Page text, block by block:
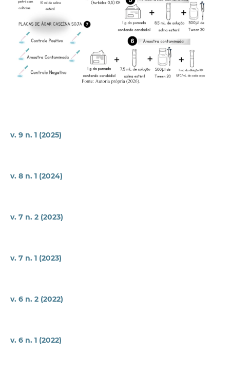
v. 9 n. 1 (2025)
v. 8 n. 1 (2024)
v. 7 n. 2 (2023)
v. 7 n. 1 (2023)
v. 6 n. 2 (2022)
v. 6 n. 1 (2022)